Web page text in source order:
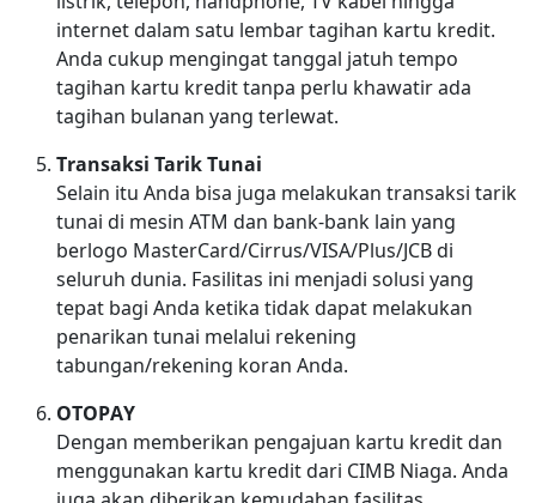
internet dalam satu lembar tagihan kartu kredit.
Anda cukup mengingat tanggal jatuh tempo
tagihan kartu kredit tanpa perlu khawatir ada
tagihan bulanan yang terlewat.
Transaksi Tarik Tunai
Selain itu Anda bisa juga melakukan transaksi tarik
tunai di mesin ATM dan bank-bank lain yang
berlogo MasterCard/Cirrus/VISA/Plus/JCB di
seluruh dunia. Fasilitas ini menjadi solusi yang
tepat bagi Anda ketika tidak dapat melakukan
penarikan tunai melalui rekening
tabungan/rekening koran Anda.
OTOPAY
Dengan memberikan pengajuan kartu kredit dan
menggunakan kartu kredit dari CIMB Niaga. Anda